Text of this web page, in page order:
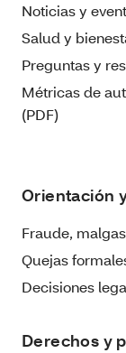
Noticias y
Salud y
Preguntas y
Métricas de
(PDF)
Orientación
Fraude,
Quejas
Decisiones
Derechos y